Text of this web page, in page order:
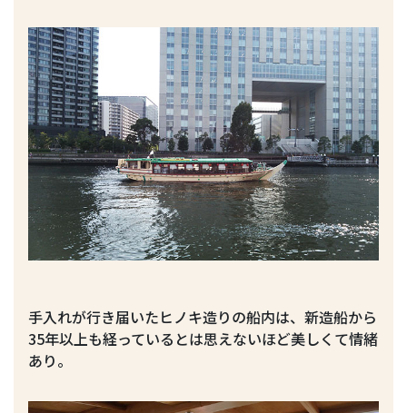
手入れが行き届いたヒノキ造りの船内は、新造船から
35年以上も経っているとは思えないほど美しくて情緒
あり。